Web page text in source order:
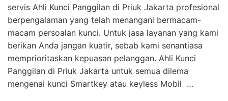
servis Ahli Kunci Panggilan di Priuk Jakarta profesional
berpengalaman yang telah menangani bermacam-
macam persoalan kunci. Untuk jasa layanan yang kami
berikan Anda jangan kuatir, sebab kami senantiasa
memprioritaskan kepuasan pelanggan. Ahli Kunci
Panggilan di Priuk Jakarta untuk semua dilema
mengenai kunci Smartkey atau keyless Mobil …